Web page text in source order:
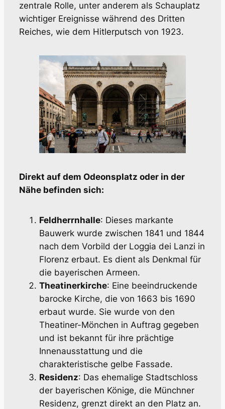
zentrale Rolle, unter anderem als Schauplatz
wichtiger Ereignisse während des Dritten
Reiches, wie dem Hitlerputsch von 1923.
Direkt auf dem Odeonsplatz oder in der
Nähe befinden sich:
Feldherrnhalle: Dieses markante
Bauwerk wurde zwischen 1841 und 1844
nach dem Vorbild der Loggia dei Lanzi in
Florenz erbaut. Es dient als Denkmal für
die bayerischen Armeen.
Theatinerkirche: Eine beeindruckende
barocke Kirche, die von 1663 bis 1690
erbaut wurde. Sie wurde von den
Theatiner-Mönchen in Auftrag gegeben
und ist bekannt für ihre prächtige
Innenausstattung und die
charakteristische gelbe Fassade.
Residenz: Das ehemalige Stadtschloss
der bayerischen Könige, die Münchner
Residenz, grenzt direkt an den Platz an.